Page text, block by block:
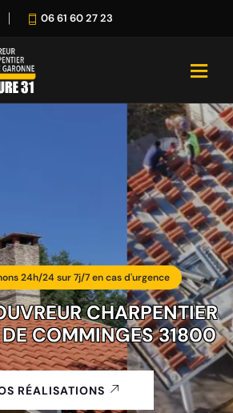
06 61 60 27 23
24h/24 sur 7j/7 en cas d'urgence
CHARPENTIER
COMMINGES 31800
RÉALISATIONS